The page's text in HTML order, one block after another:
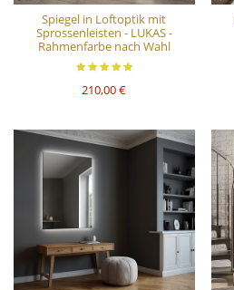
Spiegel in Loftoptik mit
Sprossenleisten - LUKAS -
Rahmenfarbe nach Wahl
210,00 €